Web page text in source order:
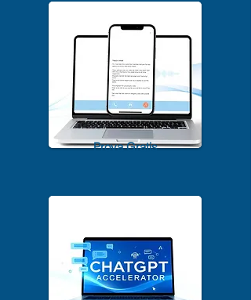
TrascriviMeet Pro A.I.
Prova Gratis